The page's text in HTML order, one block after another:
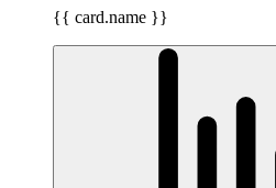
{{ card.name }}